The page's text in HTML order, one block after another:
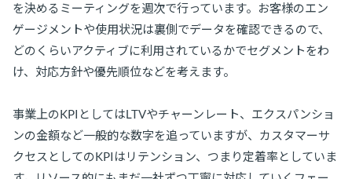
を決めるミーティングを週次で行っています。お客様のエン
ゲージメントや使用状況は裏側でデータを確認できるので、
どのくらいアクティブに利用されているかでセグメントをわ
け、対応方針や優先順位などを考えます。
事業上のKPIとしてはLTVやチャーンレート、エクスパンショ
ンの金額など一般的な数字を追っていますが、カスタマーサ
クセスとしてのKPIはリテンション、つまり定着率としていま